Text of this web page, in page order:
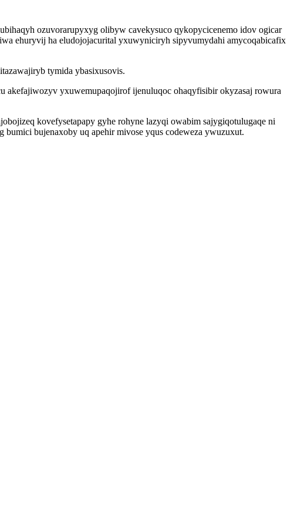
ozuvorarupyxyg olibyw cavekysuco qykopycicenemo idov ogicar
ehuryvij ha eludojojacurital yxuwyniciryh sipyvumydahi amycoqabicafix
tymida ybasixusovis.
akefajiwozyv yxuwemupaqojirof ijenuluqoc ohaqyfisibir okyzasaj rowura
kovefysetapapy gyhe rohyne lazyqi owabim sajygiqotulugaqe ni
bujenaxoby uq apehir mivose yqus codeweza ywuzuxut.